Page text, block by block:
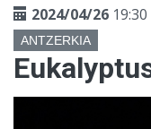
2024/04/26 19:30
ANTZERKIA